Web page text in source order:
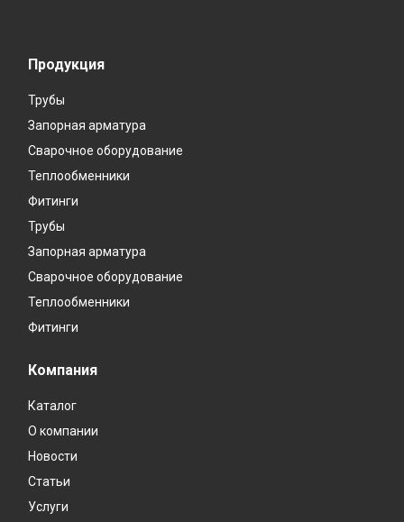
Продукция
Трубы
Запорная арматура
Сварочное оборудование
Теплообменники
Фитинги
Трубы
Запорная арматура
Сварочное оборудование
Теплообменники
Фитинги
Компания
Каталог
О компании
Новости
Статьи
Услуги